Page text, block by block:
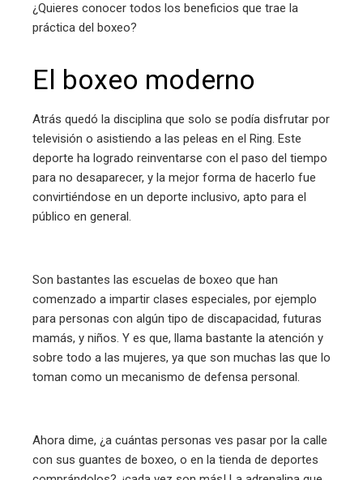
¿Quieres conocer todos los beneficios que trae la
práctica del boxeo?
El boxeo moderno
Atrás quedó la disciplina que solo se podía disfrutar por
televisión o asistiendo a las peleas en el Ring. Este
deporte ha logrado reinventarse con el paso del tiempo
para no desaparecer, y la mejor forma de hacerlo fue
convirtiéndose en un deporte inclusivo, apto para el
público en general.
Son bastantes las escuelas de boxeo que han
comenzado a impartir clases especiales, por ejemplo
para personas con algún tipo de discapacidad, futuras
mamás, y niños. Y es que, llama bastante la atención y
sobre todo a las mujeres, ya que son muchas las que lo
toman como un mecanismo de defensa personal.
Ahora dime, ¿a cuántas personas ves pasar por la calle
con sus guantes de boxeo, o en la tienda de deportes